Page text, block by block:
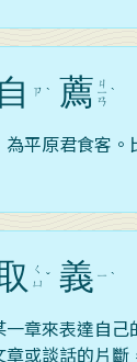
自 ㄗ ˋ 薦 ㄐ
ㄧ
ㄢ
ˋ
平原君食客。
ㄑ
ㄩ ˇ 義 ㄧ ˋ
章來表達自己
或談話的片斷